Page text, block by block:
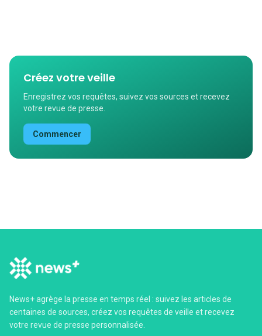
Créez votre veille
Enregistrez vos requêtes, suivez vos sources et recevez
votre revue de presse.
Commencer
News+ agrège la presse en temps réel : suivez les articles de
centaines de sources, créez vos requêtes de veille et recevez
votre revue de presse personnalisée.